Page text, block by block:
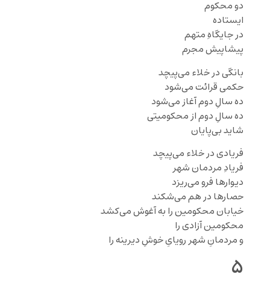
دو محکوم
ایستاده
در جایگاهِ متهم
پیشاپیش مجرم
بانگی در خلاء می‌پیچد
حکمی قرائت می‌شود
ده سالِ دوم آغاز می‌شود
ده سالِ دوم از محکومیتی
شاید بی‌پایان
فریادی در خلاء می‌پیچد
فریادِ مردمان شهر
دیوارها فرو می‌ریزد
حصارها در هم می‌شکند
خیابان محکومین را به آغوش می‌کشد
محکومین آزادی را
و مردمانِ شهر رویایِ خوشِ دیرینه را
۵